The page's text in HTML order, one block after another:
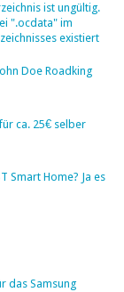
ist ungültig.
".ocdata" im
existiert
Doe Roadking
ca. 25€ selber
Smart Home? Ja es
das Samsung